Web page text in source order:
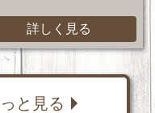
詳しく見る
と見る